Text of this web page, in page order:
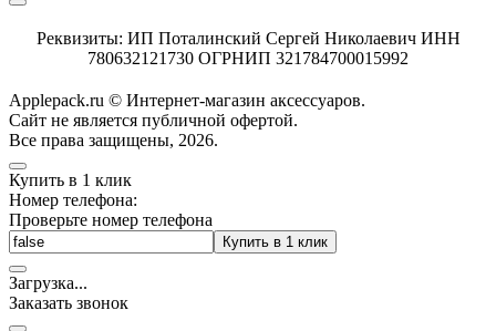
Реквизиты: ИП Поталинский Сергей Николаевич ИНН
780632121730 ОГРНИП 321784700015992
Applepack.ru © Интернет-магазин аксессуаров.
Cайт не является публичной офертой.
Все права защищены, 2026.
Купить в 1 клик
Номер телефона:
Проверьте номер телефона
Купить в 1 клик
Загрузка...
Заказать звонок